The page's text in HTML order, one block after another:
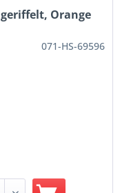
Orange
071-HS-69596